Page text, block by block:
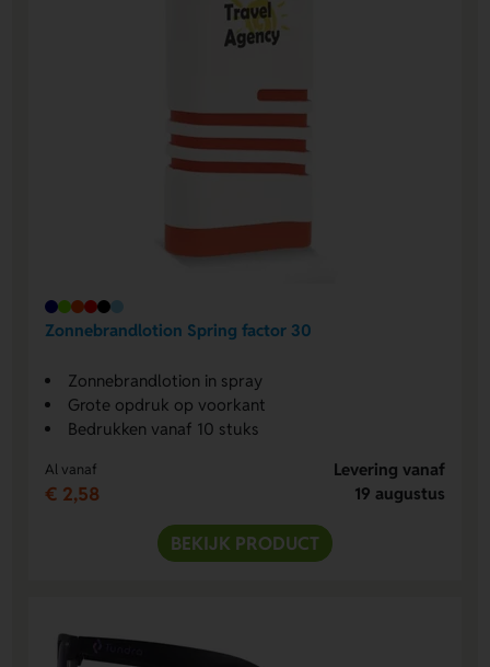
Zonnebrandlotion Spring factor 30
Zonnebrandlotion in spray
Grote opdruk op voorkant
Bedrukken vanaf 10 stuks
Al vanaf
€ 2,58
Levering vanaf
19 augustus
BEKIJK PRODUCT